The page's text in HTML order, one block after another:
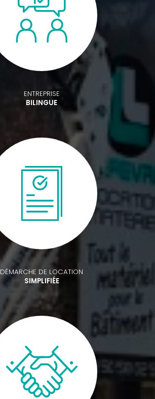
ENTREPRISE
BILINGUE
DÉMARCHE DE LOCATION
SIMPLIFIÉE